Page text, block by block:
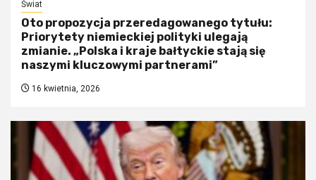
Świat
Oto propozycja przeredagowanego tytułu:
Priorytety niemieckiej polityki ulegają
zmianie. „Polska i kraje bałtyckie stają się
naszymi kluczowymi partnerami”
16 kwietnia, 2026